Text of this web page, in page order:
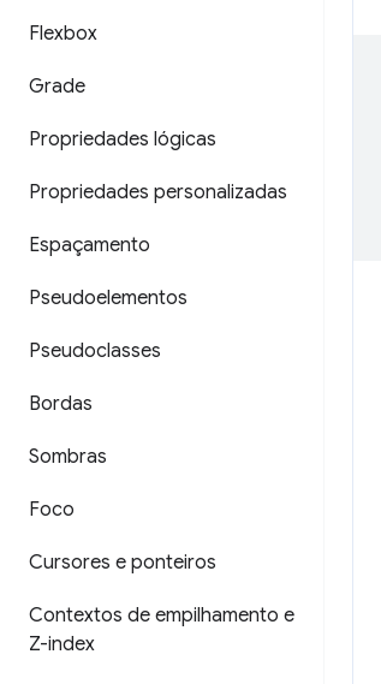
Flexbox
Grade
Propriedades lógicas
Propriedades personalizadas
Espaçamento
Pseudoelementos
Pseudoclasses
Bordas
Sombras
Foco
Cursores e ponteiros
Contextos de empilhamento e
Z-index